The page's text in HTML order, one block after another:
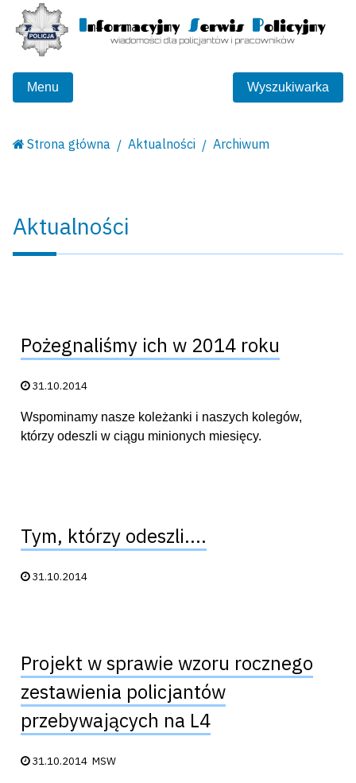
Menu Wyszukiwarka
Strona główna Aktualności Archiwum
Aktualności
Pożegnaliśmy ich w 2014 roku
Data publikacji:
31.10.2014
Wspominamy nasze koleżanki i naszych kolegów,
którzy odeszli w ciągu minionych miesięcy.
Tym, którzy odeszli....
Data publikacji:
31.10.2014
Projekt w sprawie wzoru rocznego
zestawienia policjantów
przebywających na L4
Data publikacji:
31.10.2014MSW